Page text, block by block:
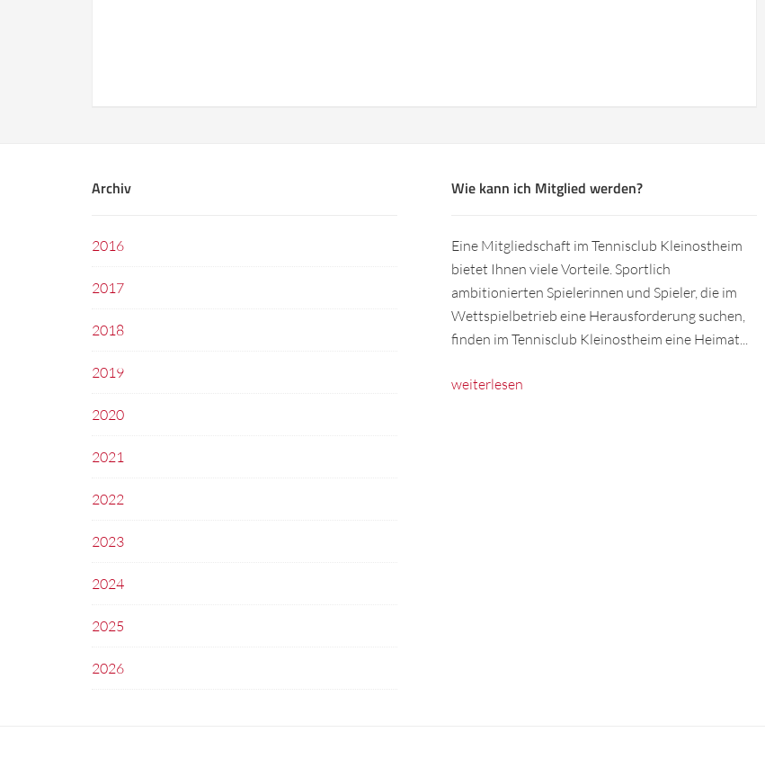
Archiv
2016
2017
2018
2019
2020
2021
2022
2023
2024
2025
2026
Wie kann ich Mitglied werden?
Eine Mitgliedschaft im Tennisclub Kleinostheim
bietet Ihnen viele Vorteile. Sportlich
ambitionierten Spielerinnen und Spieler, die im
Wettspielbetrieb eine Herausforderung suchen,
finden im Tennisclub Kleinostheim eine Heimat...
weiterlesen